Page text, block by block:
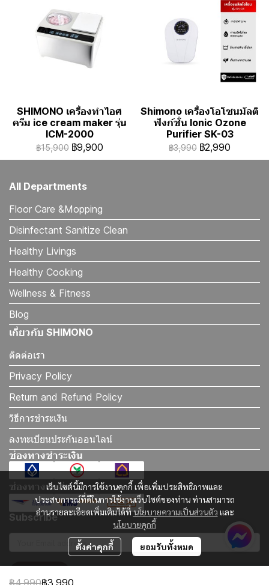
SHIMONO เครื่องทำไอศ
ครีม ice cream maker รุ่น
ICM-2000
฿15,900 ฿9,900
Shimono เครื่องโอโซนมัลติ
ฟังก์ชั่น Ionic Ozone
Purifier SK-03
฿3,990 ฿2,990
฿4,990฿3,990
เว็บไซต์นี้มีการใช้งานคุกกี้ เพื่อเพิ่มประสิทธิภาพและ
ประสบการณ์ที่ดีในการใช้งานเว็บไซต์ของท่าน ท่านสามารถ
อ่านรายละเอียดเพิ่มเติมได้ที่นโยบายความเป็นส่วนตัว และ
นโยบายคุกกี้
ตั้งค่าคุกกี้ ยอมรับทั้งหมด
All Departments
Floor Care &Mopping
Disinfectant Sanitize Clean
Healthy Livings
Healthy Cooking
Wellness & Fitness
Blog
เกี่ยวกับ SHIMONO
ติดต่อเรา
Privacy Policy
Return and Refund Policy
วิธีการชำระเงิน
ลงทะเบียนประกันออนไลน์
ช่องทางชำระเงิน
ช่องทางจัดส่ง
Subscribe